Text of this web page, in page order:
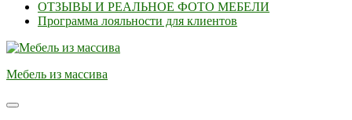
ОТЗЫВЫ И РЕАЛЬНОЕ ФОТО МЕБЕЛИ
Программа лояльности для клиентов
Мебель из массива